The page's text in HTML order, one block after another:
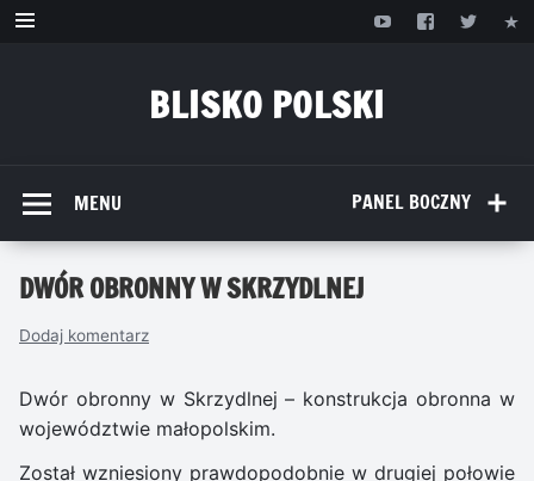
Przejdź
BLISKO POLSKI
PANEL BOCZNY
MENU
DWÓR OBRONNY W SKRZYDLNEJ
Dodaj komentarz
Dwór obronny w Skrzydlnej – konstrukcja obronna w
województwie małopolskim.
Został wzniesiony prawdopodobnie w drugiej połowie